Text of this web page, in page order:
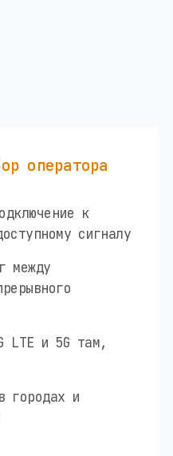
оператора
к
сигналу
между
LTE и 5G там,
городах и